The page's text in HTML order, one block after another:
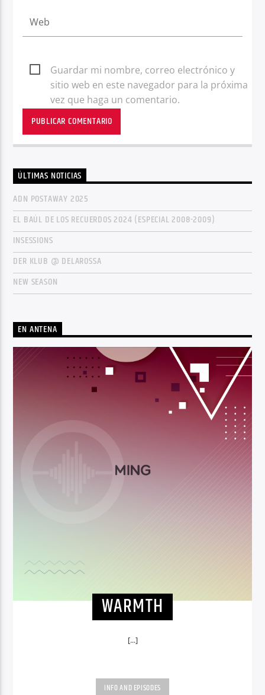
Guardar mi nombre, correo electrónico y
sitio web en este navegador para la próxima
vez que haga un comentario.
ÚLTIMAS NOTICIAS
ADN POSTAWAY 2025
EL BAÚL DE LOS RECUERDOS 2024 (ESPECIAL 2008-2009)
INSESSIONS
DER KLUB @ DELAROSSA
NEW SEASON
EN ANTENA
WARMTH
[...]
INFO AND EPISODES